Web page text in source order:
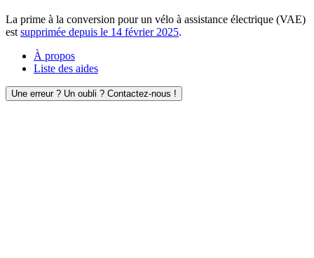
La prime à la conversion pour un vélo à assistance électrique (VAE)
est supprimée depuis le 14 février 2025.
À propos
Liste des aides
Une erreur ? Un oubli ? Contactez-nous !